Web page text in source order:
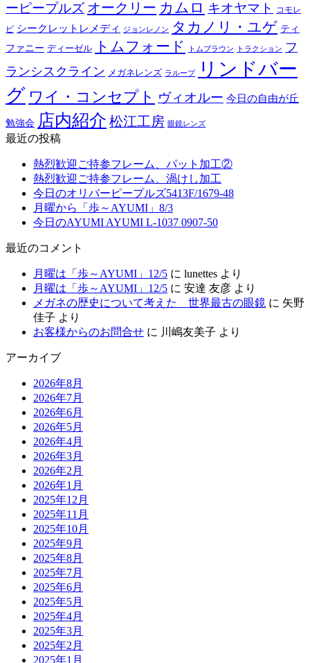
ーピープルズ オークリー カムロ キオヤマト
コモレ
ビ シークレットレメディ ジョンレノン タカノリ・ユゲ ティ
ファニー ディーゼル トムフォード トムブラウン トラクション フ
ランシスクライン メガネレンズ ラループ
リンドバー
グ ワイ・コンセプト ヴィオルー 今日の自由が丘
勉強会 店内紹介 松江工房 眼鏡レンズ
最近の投稿
熱烈歓迎ご持参フレーム、パット加工②
熱烈歓迎ご持参フレーム、渦けし加工
今日のオリバーピープルズ5413F/1679-48
月曜から「歩～AYUMI」8/3
今日のAYUMI AYUMI L-1037 0907-50
最近のコメント
月曜は「歩～AYUMI」12/5 に lunettes より
月曜は「歩～AYUMI」12/5 に 安達 友彦 より
メガネの歴史について考えた 世界最古の眼鏡 に 矢野
佳子 より
お客様からのお問合せ に 川嶋友美子 より
アーカイブ
2026年8月
2026年7月
2026年6月
2026年5月
2026年4月
2026年3月
2026年2月
2026年1月
2025年12月
2025年11月
2025年10月
2025年9月
2025年8月
2025年7月
2025年6月
2025年5月
2025年4月
2025年3月
2025年2月
2025年1月